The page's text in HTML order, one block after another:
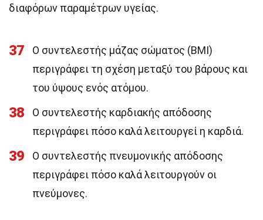
διαφόρων παραμέτρων υγείας.
37
Ο συντελεστής μάζας σώματος (BMI)
περιγράφει τη σχέση μεταξύ του βάρους και
του ύψους ενός ατόμου.
38
Ο συντελεστής καρδιακής απόδοσης
περιγράφει πόσο καλά λειτουργεί η καρδιά.
39
Ο συντελεστής πνευμονικής απόδοσης
περιγράφει πόσο καλά λειτουργούν οι
πνεύμονες.